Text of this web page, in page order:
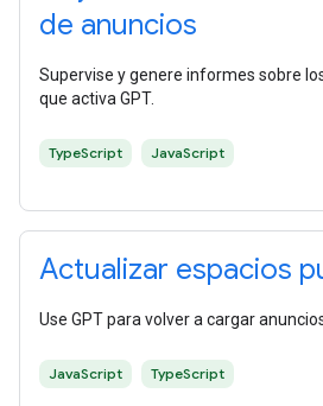
de anuncios
Supervise y genere informes sobre
que activa GPT.
TypeScript JavaScript
Actualizar espacios
Use GPT para volver a cargar
JavaScript TypeScript